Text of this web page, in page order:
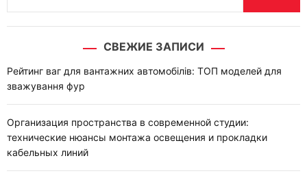
:
СВЕЖИЕ ЗАПИСИ
Рейтинг ваг для вантажних автомобілів: ТОП моделей для
зважування фур
Организация пространства в современной студии:
технические нюансы монтажа освещения и прокладки
кабельных линий